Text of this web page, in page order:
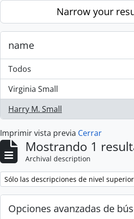
Skip to main contentNarrow your
name
Todos
Virginia Small
, 1 resultados
Harry M. Small
, 1 resultados
Imprimir vista previa Cerrar
Mostrando 1
Archival description
Remove filter:
Sólo las descripciones de nivel superior
Opciones avanzadas de